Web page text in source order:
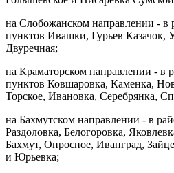
на Слобожанском направлении - в
пунктов Ивашки, Гурьев Казачок,
Двуречная;
на Краматорском направлении - в
пунктов Ковшаровка, Каменка,
Торское, Ивановка, Серебрянка,
на Бахмутском направлении - в
Раздоловка, Белогоровка,
Бахмут, Опросное, Иванград,
и Юрьевка;